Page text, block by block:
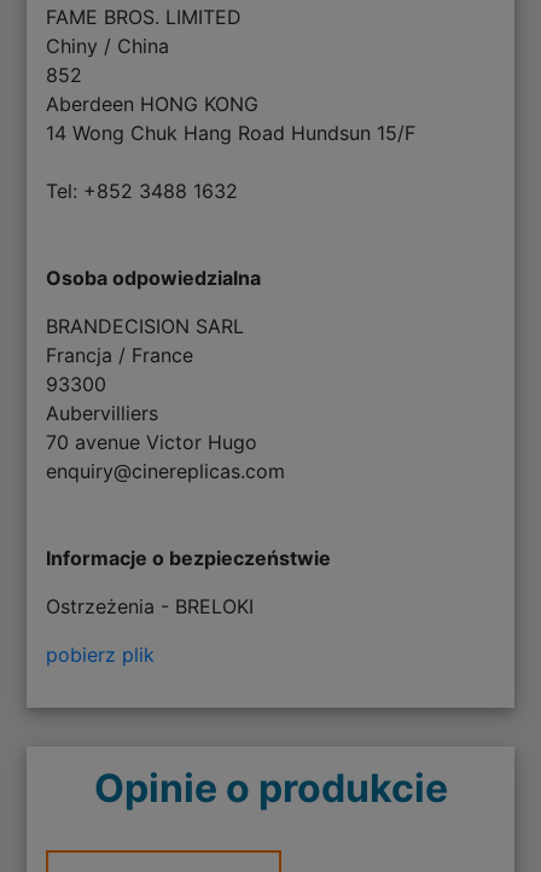
FAME BROS. LIMITED
Chiny / China
852
Aberdeen HONG KONG
14 Wong Chuk Hang Road Hundsun 15/F
Tel: +852 3488 1632
Osoba odpowiedzialna
BRANDECISION SARL
Francja / France
93300
Aubervilliers
70 avenue Victor Hugo
enquiry@cinereplicas.com
Informacje o bezpieczeństwie
Ostrzeżenia - BRELOKI
pobierz plik
Opinie o produkcie